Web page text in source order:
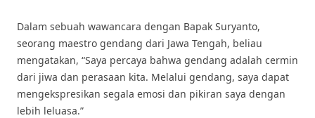
Dalam sebuah wawancara dengan Bapak Suryanto,
seorang maestro gendang dari Jawa Tengah, beliau
mengatakan, “Saya percaya bahwa gendang adalah cermin
dari jiwa dan perasaan kita. Melalui gendang, saya dapat
mengekspresikan segala emosi dan pikiran saya dengan
lebih leluasa.”